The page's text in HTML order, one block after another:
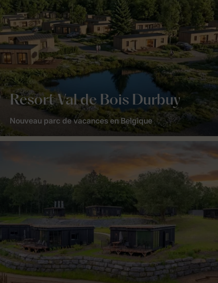
Resort Val de Bois Durbuy
Nouveau parc de vacances en Belgique